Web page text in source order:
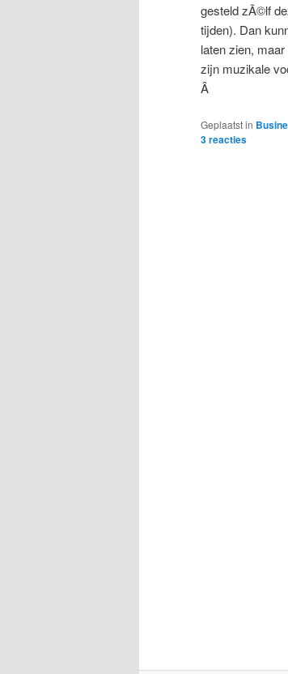
gesteld zÃ©lf
tijden). Dan
laten zien,
zijn muzikale
Â
Geplaatst in
3reacties